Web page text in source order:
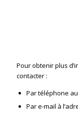
Pour obtenir plus
contacter :
Par téléphone au
Par e-mail à